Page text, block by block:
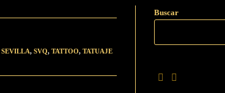
SEVILLA, SVQ, TATTOO, TATUAJE
Buscar